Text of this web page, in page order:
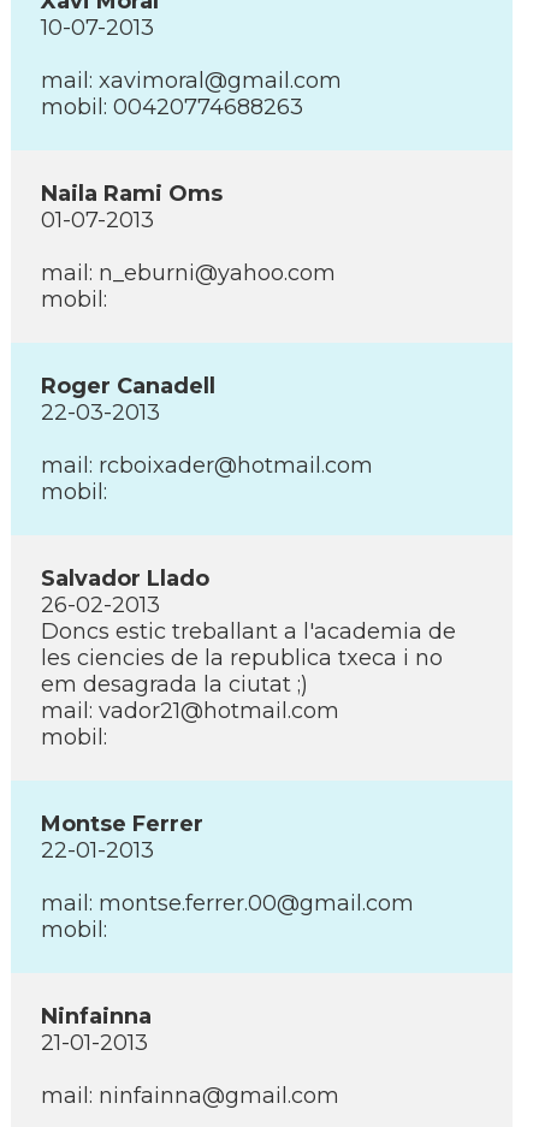
10-07-2013
mail: xavimoral@gmail.com
mobil: 00420774688263
Naila Rami Oms
01-07-2013
mail: n_eburni@yahoo.com
mobil:
Roger Canadell
22-03-2013
mail: rcboixader@hotmail.com
mobil:
Salvador Llado
26-02-2013
Doncs estic treballant a l'academia de
les ciencies de la republica txeca i no
em desagrada la ciutat ;)
mail: vador21@hotmail.com
mobil:
Montse Ferrer
22-01-2013
mail: montse.ferrer.00@gmail.com
mobil:
Ninfainna
21-01-2013
mail: ninfainna@gmail.com